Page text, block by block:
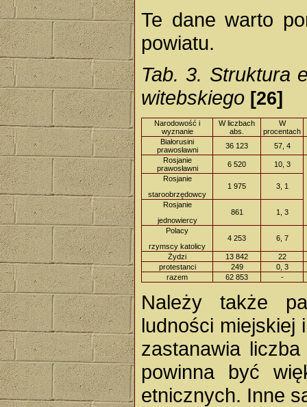
Te dane warto
powiatu.
Tab. 3. Struktura
witebskiego [26]
Narodowość i
wyznanie
W liczbach
abs.
W
procentach
Białorusini
prawosławni
36 123
57, 4
Rosjanie
prawosławni
6 520
10, 3
Rosjanie
staroobrzędowcy
1 975 3, 1
Rosjanie
jednowiercy
861 1, 3
Polacy
rzymscy katolicy
4 253 6, 7
Żydzi 13 842
22
protestanci
249
0, 3
razem
62 853 -
Należy także
ludności miejskiej
zastanawia
powinna być
etnicznych. Inne